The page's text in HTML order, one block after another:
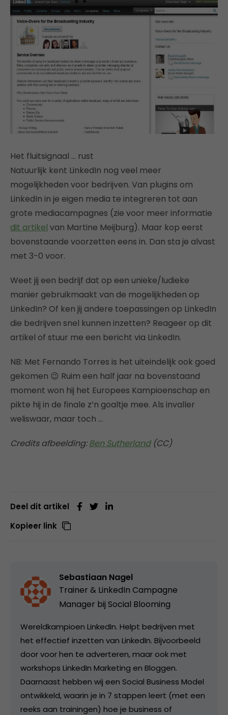
Het fluitsignaal … rust
Natuurlijk kent LinkedIn nog veel meer
mogelijkheden voor bedrijven. Van plugins om
LinkedIn in je eigen media te integreren tot aan
grote mediacampagnes (zie voor meer informatie
dit artikel van Martine Meijburg). Maar kop eerst
bovenstaande voorzetten eens in. Dan sta je alvast
met 3-0 voor.
Weet jij een bedrijf dat op een unieke/ludieke
manier gebruikmaakt van de mogelijkheden op
LinkedIn? Of ken jij andere toepassingen op LinkedIn
die bedrijven snel kunnen inzetten? Reageer op dit
artikel of stuur me een bericht via LinkedIn.
NB: Met Fernando Torres is het uiteindelijk ook goed
gekomen 😉 Ruim een half jaar na bovenstaand
moment won hij het Europees Kampioenschap en
pikte hij in de finale z’n goaltje mee. Als invaller
weliswaar, maar toch …
Credits afbeelding:Ben Sutherland(CC)
Deel dit artikel
Kopieer link
Sebastiaan Nagel
Trainer & LinkedIn Campagne
Manager bij Social Blooming
Wereldkampioen LinkedIn. Helpt bedrijven met
het effectief inzetten van LinkedIn. Bijvoorbeeld
door voor hen te adverteren, maar ook met
workshops LinkedIn Marketing en Bloggen.
Daarnaast hebben wij een Social Business Model
ontwikkeld, waarin je in 7 stappen leert (met een
reeks aan trainingen) hoe je business of